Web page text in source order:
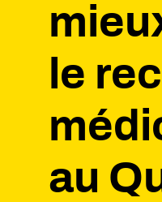
le
au